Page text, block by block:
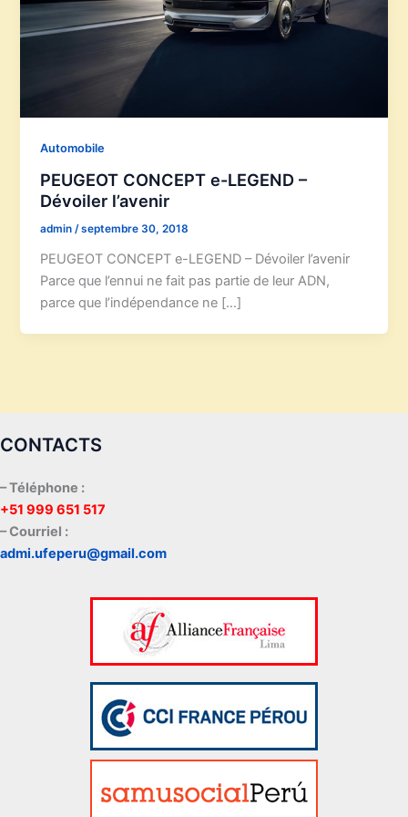
Automobile
PEUGEOT CONCEPT e-LEGEND –
Dévoiler l’avenir
admin/septembre 30, 2018
PEUGEOT CONCEPT e-LEGEND – Dévoiler l’avenir
Parce que l’ennui ne fait pas partie de leur ADN,
parce que l’indépendance ne […]
CONTACTS
– Téléphone :
+51 999 651 517
– Courriel :
admi.ufeperu@gmail.com